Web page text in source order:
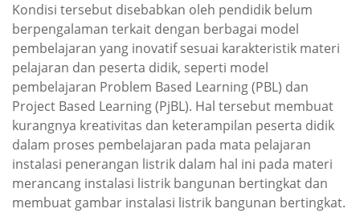
Kondisi tersebut disebabkan oleh pendidik belum
berpengalaman terkait dengan berbagai model
pembelajaran yang inovatif sesuai karakteristik materi
pelajaran dan peserta didik, seperti model
pembelajaran Problem Based Learning (PBL) dan
Project Based Learning (PjBL). Hal tersebut membuat
kurangnya kreativitas dan keterampilan peserta didik
dalam proses pembelajaran pada mata pelajaran
instalasi penerangan listrik dalam hal ini pada materi
merancang instalasi listrik bangunan bertingkat dan
membuat gambar instalasi listrik bangunan bertingkat.